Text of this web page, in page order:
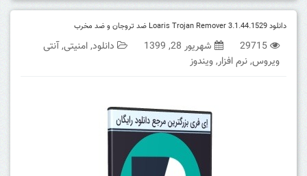
دانلود Loaris Trojan Remover 3.1.44.1529 ضد تروجان و ضد مخرب
29715 شهریور 28, 1399 دانلود,امنیتی,آنتی
ویروس,نرم افزار,ویندوز